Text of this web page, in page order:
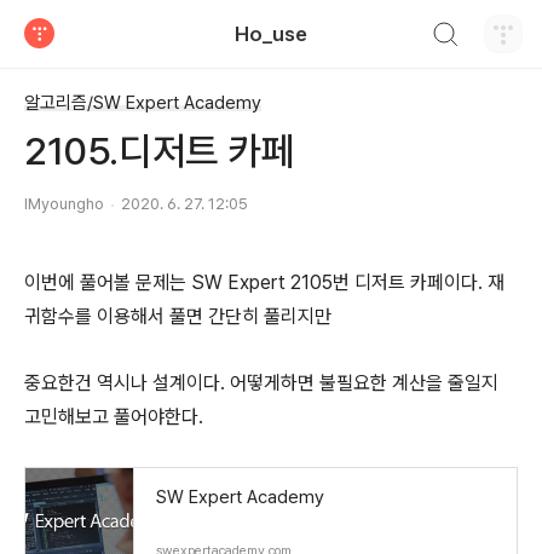
Ho_use
알고리즘/SW Expert Academy
2105.디저트 카페
IMyoungho 2020. 6. 27. 12:05
이번에 풀어볼 문제는 SW Expert 2105번 디저트 카페이다. 재
귀함수를 이용해서 풀면 간단히 풀리지만
중요한건 역시나 설계이다. 어떻게하면 불필요한 계산을 줄일지
고민해보고 풀어야한다.
SW Expert Academy